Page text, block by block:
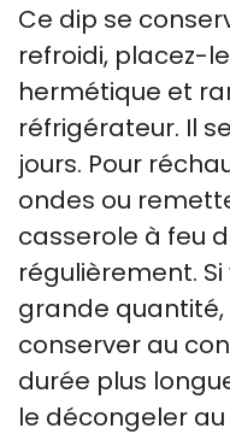
Ce dip se
refroidi, placez-
hermétique et
réfrigérateur. Il
jours. Pour
ondes ou
casserole à feu
régulièrement.
grande quantité,
conserver au
durée plus
le décongeler